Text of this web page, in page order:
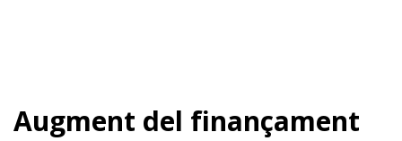
Augment del finançament